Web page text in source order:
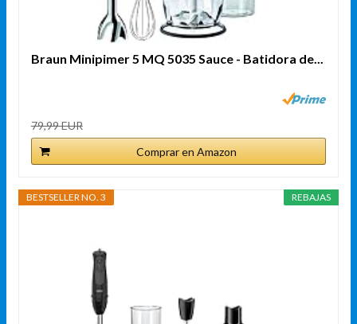
Braun Minipimer 5 MQ 5035 Sauce - Batidora de...
79,99 EUR
Comprar en Amazon
REBAJAS
BESTSELLER NO. 3